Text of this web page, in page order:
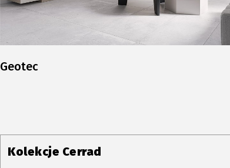
Geotec
Kolekcje Cerrad